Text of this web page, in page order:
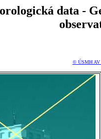
data -
© ÚSMH AV